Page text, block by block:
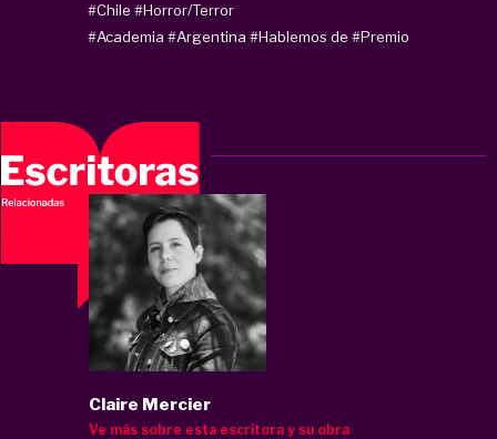
#Chile #Horror/Terror
#Academia #Argentina #Hablemos de #Premio
Claire Mercier
Ve más sobre esta escritora y su obra